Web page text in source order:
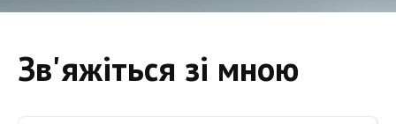
Зв'яжіться зі мною